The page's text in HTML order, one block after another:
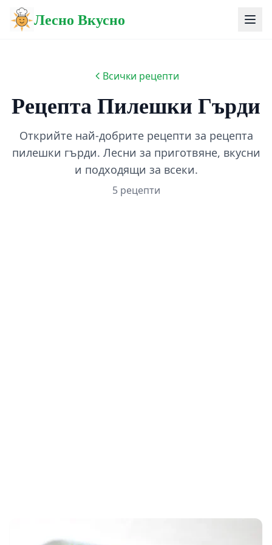
Лесно Вкусно
Всички рецепти
Рецепта Пилешки Гърди
Открийте най-добрите рецепти за рецепта
пилешки гърди. Лесни за приготвяне, вкусни
и подходящи за всеки.
5 рецепти